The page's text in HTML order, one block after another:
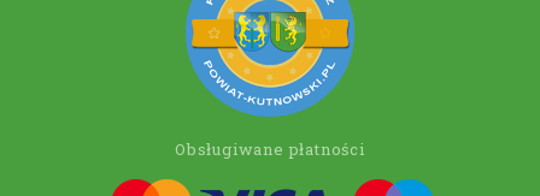
Obsługiwane płatności